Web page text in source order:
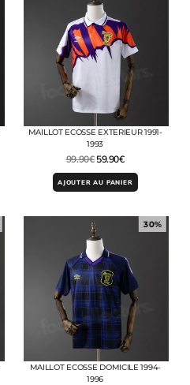
MAILLOT ECOSSE EXTERIEUR 1991-
1993
99.90€ 59.90€
AJOUTER AU PANIER
30%
MAILLOT ECOSSE DOMICILE 1994-
1996